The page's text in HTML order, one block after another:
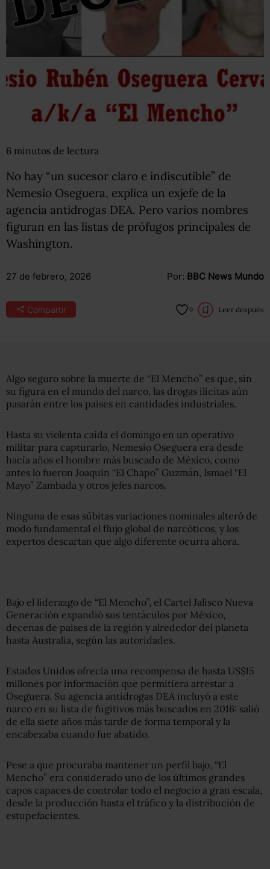
6 minutos de lectura
No hay “un sucesor claro e indiscutible” de
Nemesio Oseguera, explica un exjefe de la
agencia antidrogas DEA. Pero varios nombres
figuran en las listas de prófugos principales de
Washington.
27 de febrero, 2026 Por: BBC News Mundo
Compartir 0 Leer después
Algo seguro sobre la muerte de “El Mencho” es que, sin
su figura en el mundo del narco, las drogas ilícitas aún
pasarán entre los países en cantidades industriales.
Hasta su violenta caída el domingo en un operativo
militar para capturarlo, Nemesio Oseguera era desde
hacía años el hombre más buscado de México, como
antes lo fueron Joaquín “El Chapo” Guzmán, Ismael “El
Mayo” Zambada y otros jefes narcos.
Ninguna de esas súbitas variaciones nominales alteró de
modo fundamental el flujo global de narcóticos, y los
expertos descartan que algo diferente ocurra ahora.
Bajo el liderazgo de “El Mencho”, el Cartel Jalisco Nueva
Generación expandió sus tentáculos por México,
decenas de países de la región y alrededor del planeta
hasta Australia, según las autoridades.
Estados Unidos ofrecía una recompensa de hasta US$15
millones por información que permitiera arrestar a
Oseguera. Su agencia antidrogas DEA incluyó a este
narco en su lista de fugitivos más buscados en 2016: salió
de ella siete años más tarde de forma temporal y la
encabezaba cuando fue abatido.
Pese a que procuraba mantener un perfil bajo, “El
Mencho” era considerado uno de los últimos grandes
capos capaces de controlar todo el negocio a gran escala,
desde la producción hasta el tráfico y la distribución de
estupefacientes.